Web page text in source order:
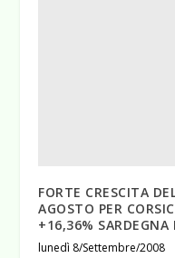
FORTE CRESCITA
AGOSTO PER
+16,36% SARDEGNA
lunedì 8/Settembre/2008